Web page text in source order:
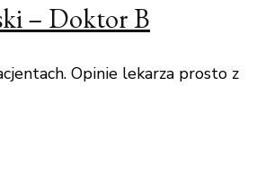
– Doktor B
Opinie lekarza prosto z